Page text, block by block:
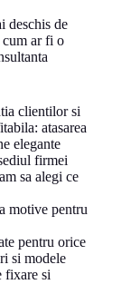
deschis de
ar fi o
clientilor si
atasarea
elegante
firmei
sa alegi ce
motive pentru
pentru orice
si modele
fixare si